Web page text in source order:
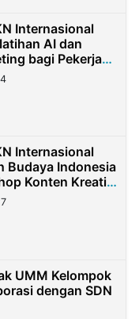
Internasional
AI dan
bagi Pekerja
di Taiwan
Internasional
Budaya Indonesia
Konten Kreatif
UMM Kelompok
dengan SDN